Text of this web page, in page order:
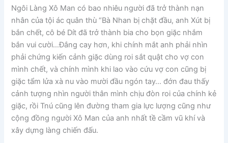
Ngôi Làng Xô Man có bao nhiêu người đã trở thành nạn
nhân của tội ác quân thù “Bà Nhan bị chặt đầu, anh Xút bị
bắn chết, cô bé Dít đã trở thành bia cho bọn giặc nhắm
bắn vui cười…Đắng cay hơn, khi chính mắt anh phải nhìn
phải chứng kiến cảnh giặc dùng roi sắt quật cho vợ con
mình chết, và chính mình khi lao vào cứu vợ con cũng bị
giặc tẩm lửa xà nu vào mười đầu ngón tay… đớn đau thấy
cảnh tượng nhìn người thân mình chịu đòn roi của chính kẻ
giặc, rồi Tnú cũng lên đường tham gia lực lượng cũng như
cộng đồng người Xô Man của anh nhất tề cầm vũ khí và
xây dựng làng chiến đấu.